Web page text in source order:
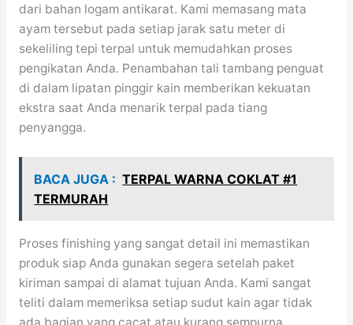
dari bahan logam antikarat. Kami memasang mata
ayam tersebut pada setiap jarak satu meter di
sekeliling tepi terpal untuk memudahkan proses
pengikatan Anda. Penambahan tali tambang penguat
di dalam lipatan pinggir kain memberikan kekuatan
ekstra saat Anda menarik terpal pada tiang
penyangga.
BACA JUGA : TERPAL WARNA COKLAT #1
TERMURAH
Proses finishing yang sangat detail ini memastikan
produk siap Anda gunakan segera setelah paket
kiriman sampai di alamat tujuan Anda. Kami sangat
teliti dalam memeriksa setiap sudut kain agar tidak